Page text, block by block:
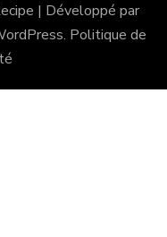
| Développé par
. Politique de